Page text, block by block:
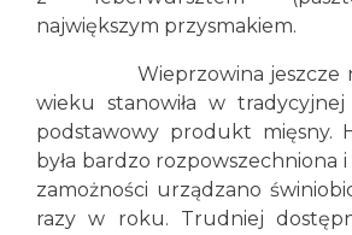
największym przysmakiem.
Wieprzowina jeszcze na
wieku stanowiła w
podstawowy produkt mięsny.
była bardzo rozpowszechniona
zamożności urządzano
razy w roku. Trudniej